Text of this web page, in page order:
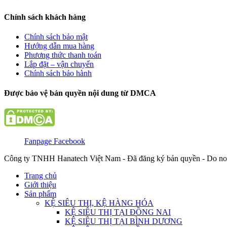
Chính sách khách hàng
Chính sách bảo mật
Hướng dẫn mua hàng
Phương thức thanh toán
Lắp đặt – vận chuyển
Chính sách bảo hành
Được bảo vệ bản quyền nội dung từ DMCA
Fanpage Facebook
Công ty TNHH Hanatech Việt Nam - Đã đăng ký bản quyền - Do
Trang chủ
Giới thiệu
Sản phẩm
KỆ SIÊU THỊ, KỆ HÀNG HÓA
KỆ SIÊU THỊ TẠI ĐỒNG NAI
KỆ SIÊU THỊ TẠI BÌNH DƯƠNG